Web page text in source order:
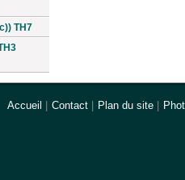
TH7
Accueil | Contact | Plan du site |